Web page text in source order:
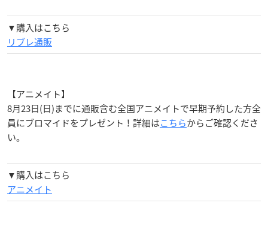
▼購入はこちら
リブレ通販
【アニメイト】
8月23日(日)までに通販含む全国アニメイトで早期予約した方全
員にブロマイドをプレゼント！詳細はこちらからご確認くださ
い。
▼購入はこちら
アニメイト